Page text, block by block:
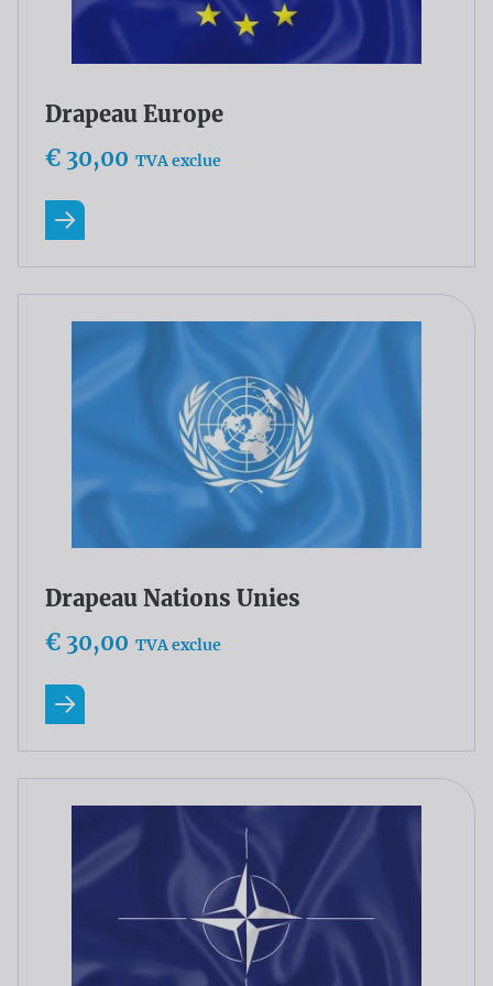
Drapeau Europe
€ 30,00 TVA exclue
En savoir plus
Drapeau Nations Unies
€ 30,00 TVA exclue
En savoir plus